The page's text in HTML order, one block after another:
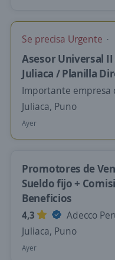
Se precisa Urgente
Asesor Universal
Juliaca / Planilla
Importante empresa
Juliaca, Puno
Ayer
Promotores de
Sueldo fijo +
Beneficios
4,3
Adecco
Juliaca, Puno
Ayer